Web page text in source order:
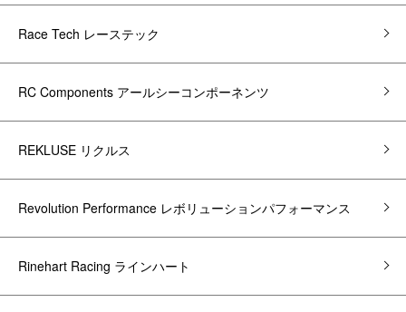
Race Tech レーステック
RC Components アールシーコンポーネンツ
REKLUSE リクルス
Revolution Performance レボリューションパフォーマンス
Rinehart Racing ラインハート